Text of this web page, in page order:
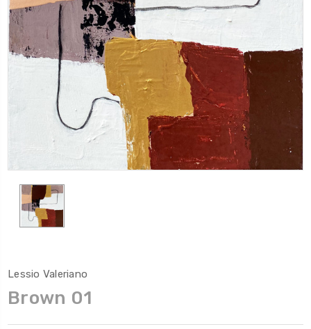
Lessio Valeriano
Brown 01